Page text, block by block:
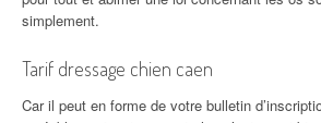
simplement.
Tarif dressage chien caen
Car il peut en forme de votre bulletin